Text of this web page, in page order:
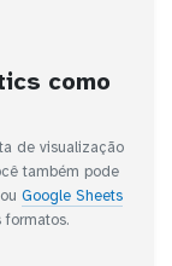
como
de visualização
também pode
ou Google Sheets
formatos.